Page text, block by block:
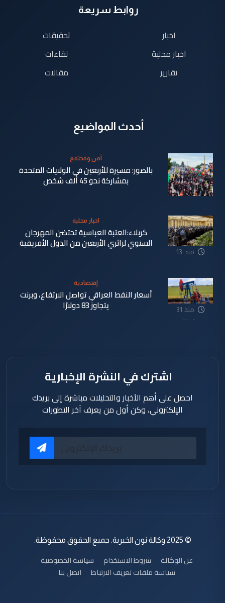
روابط سريعة
اخبار
اخبار محلية
تقارير
تحقيقات
لقاءات
مقالات
أحدث المواضيع
منذ 6
دقيقة
أمن ومجتمع
بالصور: مسيرة للأربعين في الولايات المتحدة
بمشاركة نحو 45 ألف شخص
منذ 13
اخبار محلية
كربلاء:العتبة العباسية تحتضن المهرجان
السنوي لزائري الأربعين من الدول الأفريقية
منذ 31
دقيقة
إقتصادية
أسعار النفط العراقي تواصل الارتفاع، وبرنت
يتجاوز 83 دولارًا
اشترك في النشرة الإخبارية
احصل على أهم الأخبار والتحليلات مباشرة إلى بريدك
الإلكتروني، وكن أول من يعرف آخر التطورات
© 2025 وكالة نون الخبرية. جميع الحقوق محفوظة.
عن الوكالة شروط الاستخدام
سياسة الخصوصية
سياسة ملفات تعريف الارتباط
اتصل بنا